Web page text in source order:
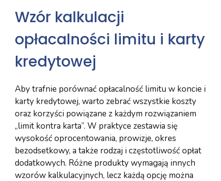
Wzór kalkulacji
opłacalności limitu i karty
kredytowej
Aby trafnie porównać opłacalność limitu w koncie i
karty kredytowej, warto zebrać wszystkie koszty
oraz korzyści powiązane z każdym rozwiązaniem
„limit kontra karta”. W praktyce zestawia się
wysokość oprocentowania, prowizje, okres
bezodsetkowy, a także rodzaj i częstotliwość opłat
dodatkowych. Różne produkty wymagają innych
wzorów kalkulacyjnych, lecz każdą opcję można